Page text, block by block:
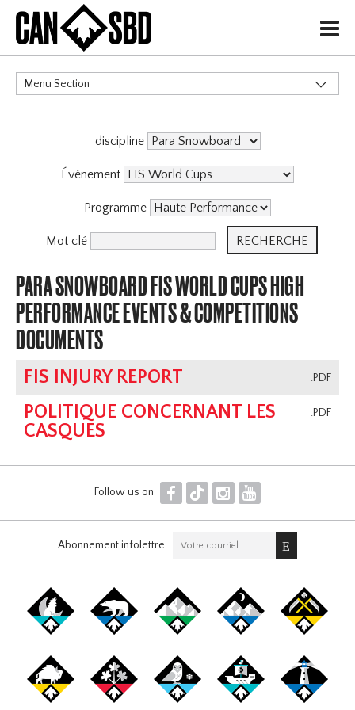
H
Menu Section
discipline
Événement
Programme
Mot clé
PARA SNOWBOARD FIS WORLD CUPS HIGH
PERFORMANCE EVENTS & COMPETITIONS
DOCUMENTS
.PDF
FIS INJURY REPORT
.PDF
POLITIQUE CONCERNANT LES
CASQUES
Follow us on F T I Y
Abonnement infolettre